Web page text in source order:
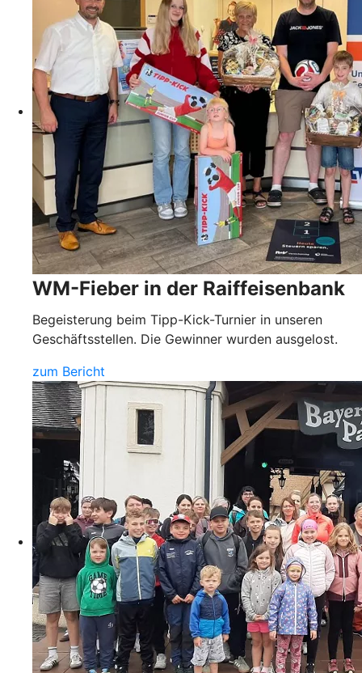
WM-Fieber in der Raiffeisenbank
Begeisterung beim Tipp-Kick-Turnier in unseren
Geschäftsstellen. Die Gewinner wurden ausgelost.
zum Bericht